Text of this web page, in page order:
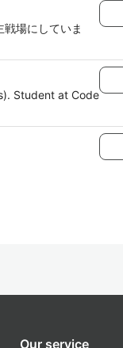
場にしていま
Student at Code
Our service